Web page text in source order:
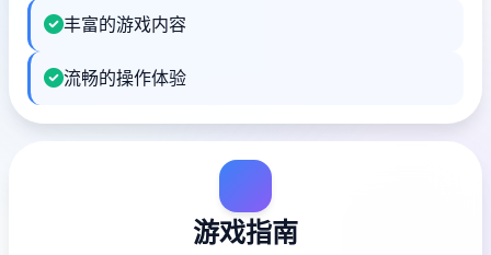
丰富的游戏内容
流畅的操作体验
游戏指南